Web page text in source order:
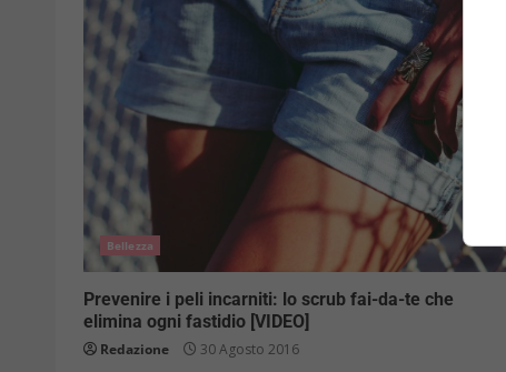
Bellezza
Prevenire i peli incarniti: lo scrub fai-da-te che
elimina ogni fastidio [VIDEO]
Redazione 30 Agosto 2016